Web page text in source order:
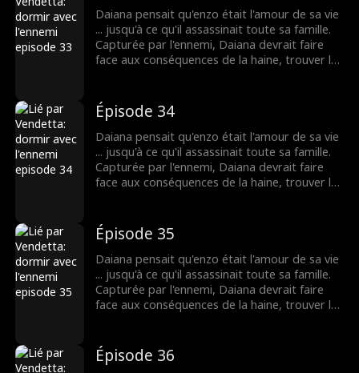
Daiana pensait qu'enzo était l'amour de sa vie
... jusqu'à ce qu'il assassinait toute sa famille.
Capturée par l'ennemi, Daiana devrait faire
face aux conséquences de la haine, trouver la
Épisode 34
Daiana pensait qu'enzo était l'amour de sa vie
... jusqu'à ce qu'il assassinait toute sa famille.
Capturée par l'ennemi, Daiana devrait faire
face aux conséquences de la haine, trouver la
Épisode 35
Daiana pensait qu'enzo était l'amour de sa vie
... jusqu'à ce qu'il assassinait toute sa famille.
Capturée par l'ennemi, Daiana devrait faire
face aux conséquences de la haine, trouver la
Épisode 36